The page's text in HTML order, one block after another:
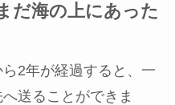
だ海の上にあった
2年が経過すると、一
送ることができま